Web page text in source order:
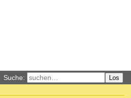
Suche: Los